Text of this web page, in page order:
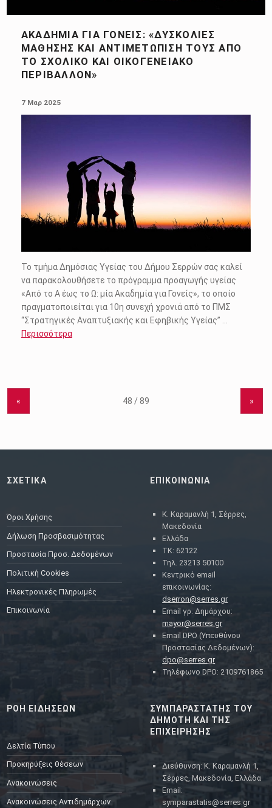
ΑΚΑΔΗΜΊΑ ΓΙΑ ΓΟΝΕΊΣ: «ΔΥΣΚΟΛΊΕΣ
ΜΆΘΗΣΗΣ ΚΑΙ ΑΝΤΙΜΕΤΏΠΙΣΉ ΤΟΥΣ ΑΠΌ
ΤΟ ΣΧΟΛΙΚΌ ΚΑΙ ΟΙΚΟΓΕΝΕΙΑΚΌ
ΠΕΡΙΒΆΛΛΟΝ»
7 Μαρ 2025
Το τμήμα Δημόσιας Υγείας του Δήμου Σερρών σας καλεί
να παρακολουθήσετε το πρόγραμμα προαγωγής υγείας
«Από το Α έως το Ω: μία Ακαδημία για Γονείς», το οποίο
πραγματοποιείται για 10η συνεχή χρονιά από το ΠΜΣ
“Στρατηγικές Αναπτυξιακής και Εφηβικής Υγείας” …
Περισσότερα
« »
ΣΧΕΤΙΚΑ
Όροι Χρήσης
Δήλωση Προσβασιμότητας
Προστασία Προσ. Δεδομένων
Πολιτική Cookies
Ηλεκτρονικές Πληρωμές
Επικοινωνία
ΕΠΙΚΟΙΝΩΝΙΑ
Κ. Καραμανλή 1, Σέρρες,
Μακεδονία
Ελλάδα
ΤΚ: 62122
Τηλ. 23213 50100
Κεντρικό email
επικοινωνίας:
dserron@serres.gr
Email γρ. Δημάρχου:
mayor@serres.gr
Email DPO (Υπευθύνου
Προστασίας Δεδομένων):
dpo@serres.gr
Τηλέφωνο DPO: 2109761865
ΡΟΗ ΕΙΔΗΣΕΩΝ
Δελτία Τύπου
Προκηρύξεις θέσεων
Ανακοινώσεις
Ανακοινώσεις Αντιδημάρχων
ΣΥΜΠΑΡΑΣΤΑΤΗΣ ΤΟΥ
ΔΗΜΟΤΗ ΚΑΙ ΤΗΣ
ΕΠΙΧΕΙΡΗΣΗΣ
Διεύθυνση: Κ. Καραμανλή 1,
Σέρρες, Μακεδονία, Ελλάδα
Email:
symparastatis@serres.gr